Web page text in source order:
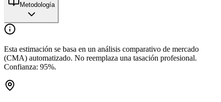
Metodología
Esta estimación se basa en un análisis comparativo de mercado
(CMA) automatizado. No reemplaza una tasación profesional.
Confianza: 95%.